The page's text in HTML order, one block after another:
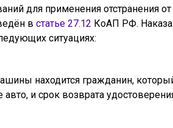
для применения отстранения
в статье 27.12 КоАП РФ.
ситуациях:
находится гражданин,
авто, и срок возврата